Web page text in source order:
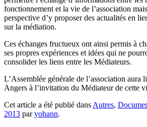
fonctionnement et la vie de l’association
perspective d’y proposer des actualités en
sur la médiation.
Ces échanges fructueux ont ainsi permis à
ses propres expériences et idées qui ne
consolider les liens entre les Médiateurs.
L’Assemblée générale de l’association aura
Angers à l’invitation du Médiateur de cette
Cet article a été publié dans Autres,
2013 paryohann.